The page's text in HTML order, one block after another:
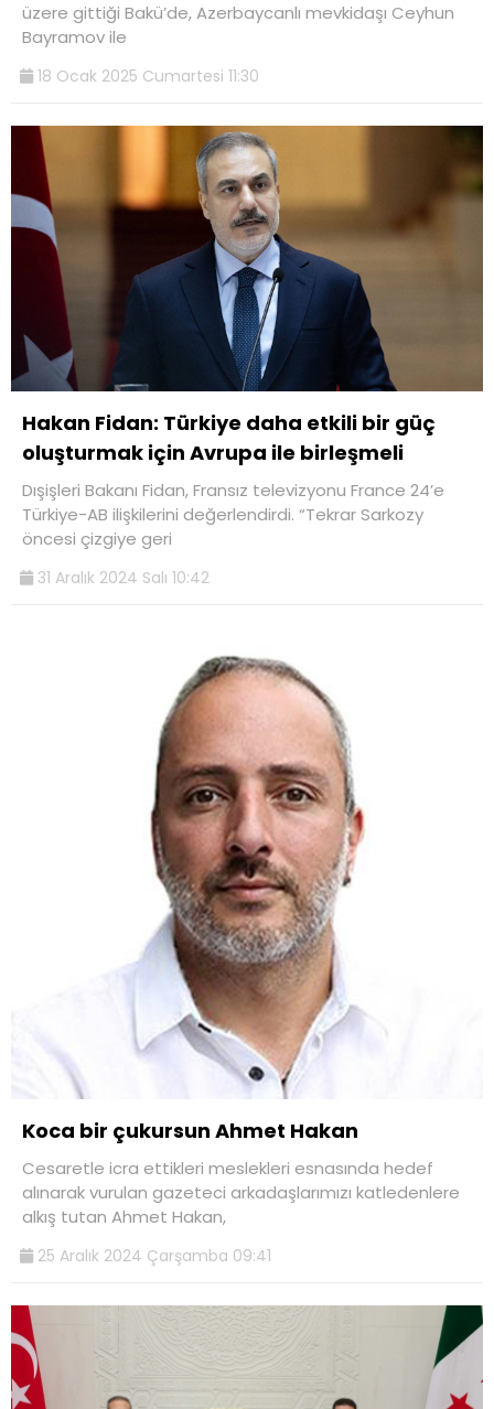
üzere gittiği Bakü’de, Azerbaycanlı mevkidaşı Ceyhun
Bayramov ile
18 Ocak 2025 Cumartesi 11:30
Hakan Fidan: Türkiye daha etkili bir güç
oluşturmak için Avrupa ile birleşmeli
Dışişleri Bakanı Fidan, Fransız televizyonu France 24’e
Türkiye-AB ilişkilerini değerlendirdi. “Tekrar Sarkozy
öncesi çizgiye geri
31 Aralık 2024 Salı 10:42
Koca bir çukursun Ahmet Hakan
Cesaretle icra ettikleri meslekleri esnasında hedef
alınarak vurulan gazeteci arkadaşlarımızı katledenlere
alkış tutan Ahmet Hakan,
25 Aralık 2024 Çarşamba 09:41